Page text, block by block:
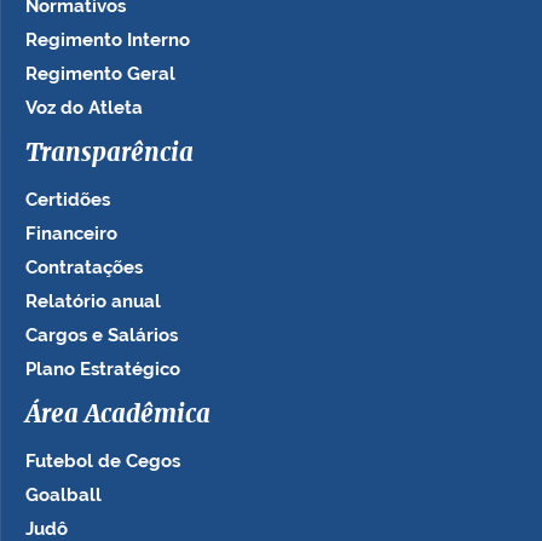
Normativos
Regimento Interno
Regimento Geral
Voz do Atleta
Transparência
Certidões
Financeiro
Contratações
Relatório anual
Cargos e Salários
Plano Estratégico
Área Acadêmica
Futebol de Cegos
Goalball
Judô